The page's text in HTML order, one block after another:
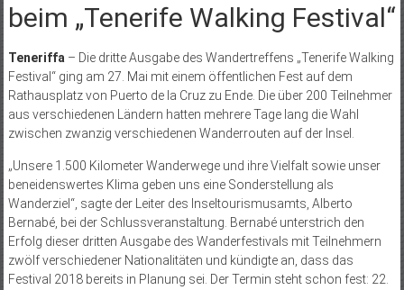
beim „Tenerife Walking Festival“
Teneriffa– Die dritte Ausgabe des Wandertreffens „Tenerife Walking
Festival“ ging am 27. Mai mit einem öffentlichen Fest auf dem
Rathausplatz von Puerto de la Cruz zu Ende. Die über 200 Teilnehmer
aus verschiedenen Ländern hatten mehrere Tage lang die Wahl
zwischen zwanzig verschiedenen Wanderrouten auf der Insel.
„Unsere 1.500 Kilometer Wanderwege und ihre Vielfalt sowie unser
beneidenswertes Klima geben uns eine Sonderstellung als
Wanderziel“, sagte der Leiter des Inseltourismus­amts, Alberto
Bernabé, bei der Schlussveranstaltung. Bernabé unterstrich den
Erfolg dieser dritten Ausgabe des Wanderfestivals mit Teilnehmern
zwölf verschiedener Nationalitäten und kündigte an, dass das
Festival 2018 bereits in Planung sei. Der Termin steht schon fest: 22.